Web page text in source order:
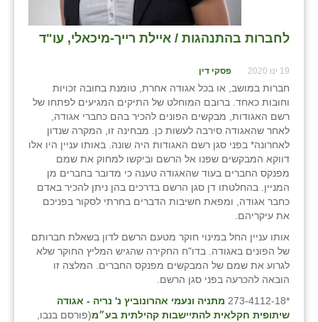
לחברות בהתנהגות / איילת רייך-מיכאלי, עו"ד
19 ינו 2020 פסקי דין
חברות במושב, או בכל אגודה אחרת, טומנת בחובה זכויות
וחובות כאחד. ברובם המוחלט של התיקים המגיעים לפתחו של
רשם האגודות, מבקשים הפונים להכיר בהם כחברי אגודה,
לאחר שהאגודה סירבה לעשות כן. מבחינה זו, המקרה שנדון
לאחרונה* בפני סגן רשם האגודות היה שונה. באותו עניין היו אלו
דווקא המבקשים שפנו אל הרשם וביקשו למחוק את שמם
מפנקס החברים בעוד שהאגודה טענה כי מדובר בחברים מן
המניין. בהחלטתו דן סגן הרשם בדרכים בהן ניתן להכיר באדם
כחבר אגודה, ומפאת חשיבות הדברים בחרתי לסקור בפניכם
את עיקריהם.
אותו עניין החל במינוי חוקר מטעם הרשם לדון בשאלת חברותם
של הפונים באגודה. בדו"ח החקירה שהגיש המליץ החוקר שלא
לגרוע את שמם של המבקשים מפנקס החברים. המלצה זו
הובאה להכרעה בפני סגן הרשם.
*273-4112-18
מתניה ונעמי אהרונוביץ נ' נריה - אגודה
שיתופית חקלאית להתיישבות קהילתית בע״מ(פורסם בנבו,